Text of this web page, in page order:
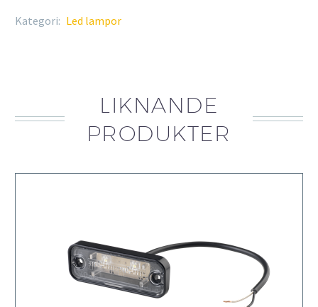
Kategori: Led lampor
LIKNANDE
PRODUKTER